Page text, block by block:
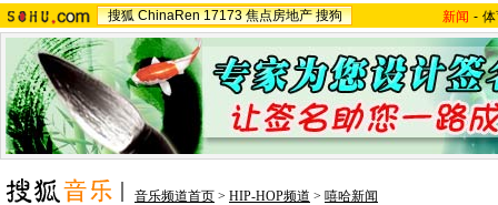
搜狐 ChinaRen 17173 焦点房地产 搜狗 新闻 -
音乐频道首页 > HIP-HOP频道 > 嘻哈新闻